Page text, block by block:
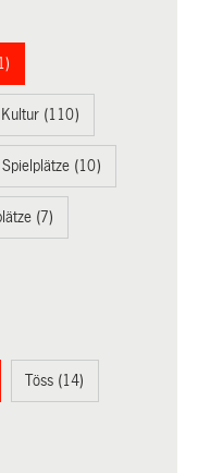
Kultur (110)
Spielplätze (10)
(7)
Töss (14)